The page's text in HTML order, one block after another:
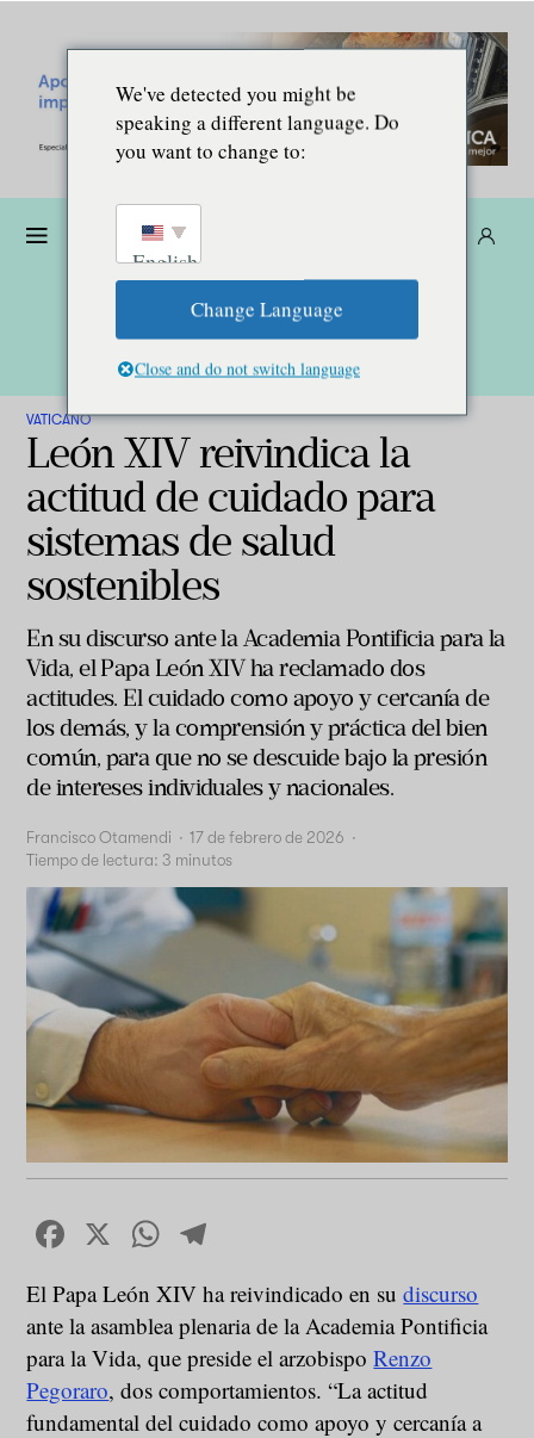
VATICANO
León XIV reivindica la
actitud de cuidado para
sistemas de salud
sostenibles
En su discurso ante la Academia Pontificia para la
Vida, el Papa León XIV ha reclamado dos
actitudes. El cuidado como apoyo y cercanía de
los demás, y la comprensión y práctica del bien
común, para que no se descuide bajo la presión
de intereses individuales y nacionales.
Francisco Otamendi · 17 de febrero de 2026 ·
Tiempo de lectura: 3 minutos
Facebook
X WhatsApp
El Papa León XIV ha reivindicado en sudiscurso
ante la asamblea plenaria de la Academia Pontificia
para la Vida, que preside el arzobispoRenzo
Pegoraro, dos comportamientos. “La actitud
fundamental del cuidado como apoyo y cercanía a
We've detected you might be
speaking a different language. Do
you want to change to:
English
Change Language
Close and do not switch language